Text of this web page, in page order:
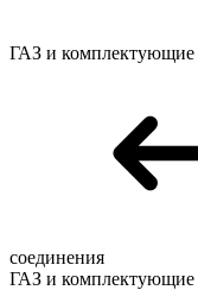
ГАЗ и комплектующие
соединения
ГАЗ и комплектующие